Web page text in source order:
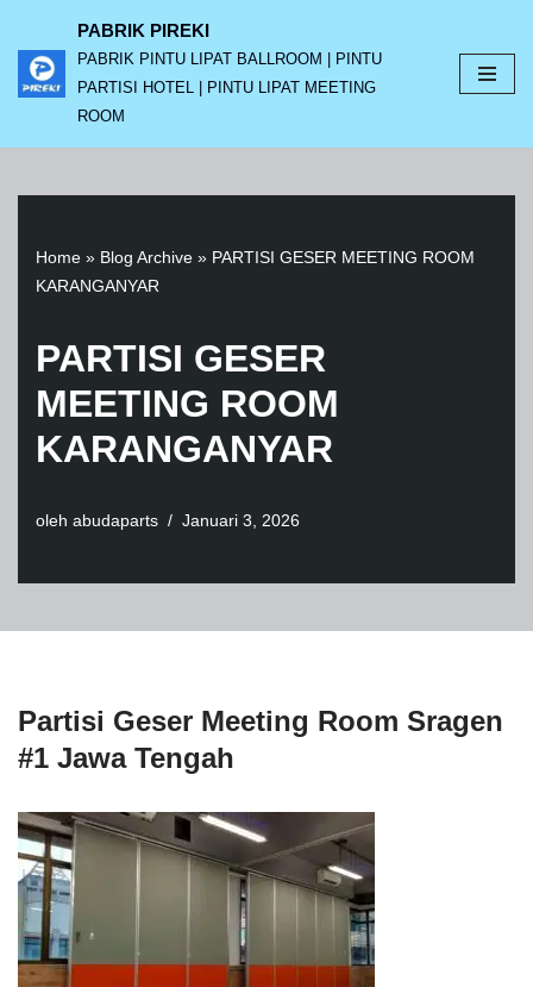
Lompat
ke
PABRIK PIREKI
PABRIK PINTU LIPAT BALLROOM | PINTU
PARTISI HOTEL | PINTU LIPAT MEETING
ROOM
Home » Blog Archive » PARTISI GESER MEETING ROOM
KARANGANYAR
PARTISI GESER
MEETING ROOM
KARANGANYAR
oleh abudaparts Januari 3, 2026
Partisi Geser Meeting Room Sragen
#1 Jawa Tengah